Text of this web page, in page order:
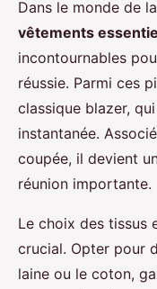
Dans le monde de la
vêtements
incontournables
réussie. Parmi ces
classique blazer,
instantanée.
coupée, il devient
réunion importante.
Le choix des tissus
crucial. Opter pour
laine ou le coton,